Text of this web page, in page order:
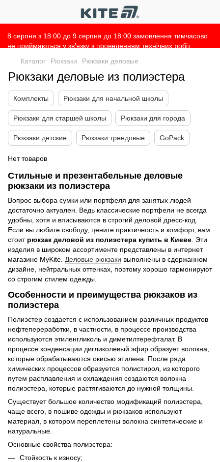
8 серпня з 18:00 до 9 серпня до 18:00 замовлення тимчасово
не приймаються у зв’язку з проведенням технічних робіт.
за розуміння 💛
Каталог Рюкзаки Рюкзаки деловые
Рюкзаки деловые из полиэстера
Комплекты Рюкзаки для начальной школы
Рюкзаки для старшей школы Рюкзаки для города
Рюкзаки детские Рюкзаки трендовые GoPack
Нет товаров
Стильные и презентабельные деловые
рюкзаки из полиэстера
Вопрос выбора сумки или портфеля для занятых людей
достаточно актуален. Ведь классические портфели не всегда
удобны, хотя и вписываются в строгий деловой дресс-код.
Если вы любите свободу, цените практичность и комфорт, вам
стоит рюкзак деловой из полиэстера купить в Киеве. Эти
изделия в широком ассортименте представлены в интернет
магазине MyKite. Деловые рюкзаки выполнены в сдержанном
дизайне, нейтральных оттенках, поэтому хорошо гармонируют
со строгим стилем одежды.
Особенности и преимущества рюкзаков из
полиэстера
Полиэстер создается с использованием различных продуктов
нефтепереработки, в частности, в процессе производства
используются этиленгликоль и диметилтерефталат. В
процессе конденсации дигликолевый эфир образует волокна,
которые обрабатываются окисью этилена. После ряда
химических процессов образуется полистирол, из которого
путем расплавления и охлаждения создаются волокна
полиэстера, которые растягиваются до нужной толщины.
Существует большое количество модификаций полиэстера,
чаще всего, в пошиве одежды и рюкзаков используют
материал, в котором переплетены волокна синтетические и
натуральные.
Основные свойства полиэстера:
Стойкость к износу;